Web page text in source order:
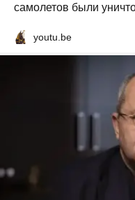
самолетов были
youtu.be